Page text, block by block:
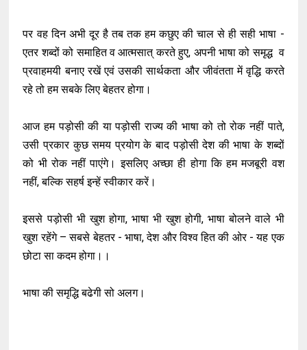
पर वह दिन अभी दूर है तब तक हम कछुए की चाल से ही सही भाषा -
एतर शब्दों को समाहित व आत्मसात् करते हुए, अपनी भाषा को समृद्ध व
प्रवाहमयी बनाए रखें एवं उसकी सार्थकता और जीवंतता में वृद्धि करते
रहे तो हम सबके लिए बेहतर होगा।
आज हम पड़ोसी की या पड़ोसी राज्य की भाषा को तो रोक नहीं पाते,
उसी प्रकार कुछ समय प्रयोग के बाद पड़ोसी देश की भाषा के शब्दों
को भी रोक नहीं पाएंगे। इसलिए अच्छा ही होगा कि हम मजबूरी वश
नहीं, बल्कि सहर्ष इन्हें स्वीकार करें।
इससे पड़ोसी भी खुश होगा, भाषा भी खुश होगी, भाषा बोलने वाले भी
खुश रहेंगे – सबसे बेहतर - भाषा, देश और विश्व हित की ओर - यह एक
छोटा सा कदम होगा।।
भाषा की समृद्धि बढेगी सो अलग।